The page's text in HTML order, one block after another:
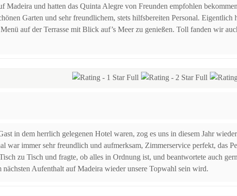
Madeira und hatten das Quinta Alegre von Freunden empfohlen
Garten und sehr freundlichem, stets hilfsbereiten Personal. Eigentlich
auf der Terrasse mit Blick auf’s Meer zu genießen. Toll fanden wir
in dem herrlich gelegenen Hotel waren, zog es uns in diesem Jahr
war immer sehr freundlich und aufmerksam, Zimmerservice perfekt, das
zu Tisch und fragte, ob alles in Ordnung ist, und beantwortete auch
Aufenthalt auf Madeira wieder unsere Topwahl sein wird.